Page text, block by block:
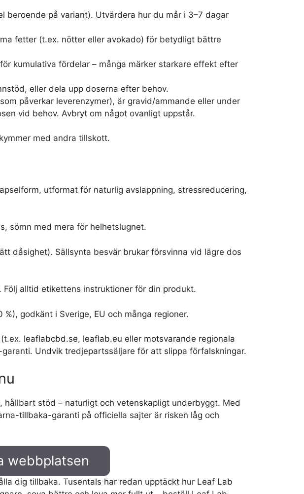
beroende på variant). Utvärdera hur du mår i 3–7 dagar
fetter (t.ex. nötter eller avokado) för betydligt bättre
kumulativa fördelar – många märker starkare effekt efter
eller dela upp doserna efter behov.
påverkar leverenzymer), är gravid/ammande eller under
vid behov. Avbryt om något ovanligt uppstår.
med andra tillskott.
utformat för naturlig avslappning, stressreducering,
sömn med mera för helhetslugnet.
dåsighet). Sällsynta besvär brukar försvinna vid lägre dos
alltid etikettens instruktioner för din produkt.
godkänt i Sverige, EU och många regioner.
leaflabcbd.se, leaflab.eu eller motsvarande regionala
Undvik tredjepartssäljare för att slippa förfalskningar.
stöd – naturligt och vetenskapligt underbyggt. Med
tillbaka-garanti på officiella sajter är risken låg och
webbplatsen
dig tillbaka. Tusentals har redan upptäckt hur Leaf Lab